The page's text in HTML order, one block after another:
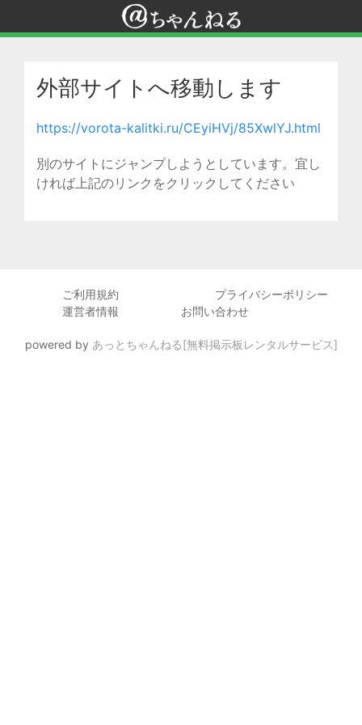
外部サイトへ移動します
https://vorota-kalitki.ru/CEyiHVj/85XwlYJ.html
別のサイトにジャンプしようとしています。宜し
ければ上記のリンクをクリックしてください
ご利用規約
プライバシーポリシー
運営者情報
お問い合わせ
powered by あっとちゃんねる[無料掲示板レンタルサービス]